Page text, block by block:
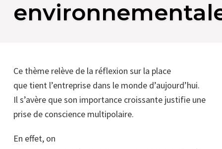
Ce thème relève de la réflexion sur la place
que tient l’entreprise dans le monde d’aujourd’hui.
Il s’avère que son importance croissante justifie une
prise de conscience multipolaire.
En effet, on